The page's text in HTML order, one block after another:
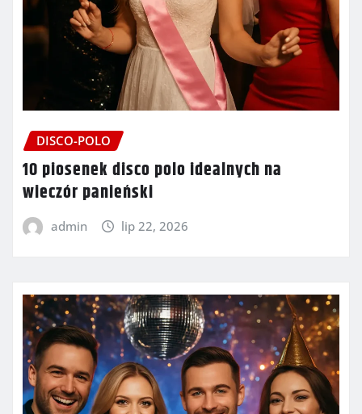
DISCO-POLO
10 piosenek disco polo idealnych na
wieczór panieński
admin lip 22, 2026